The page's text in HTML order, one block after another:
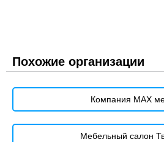
Похожие организации
Компания MAX
Мебельный салон